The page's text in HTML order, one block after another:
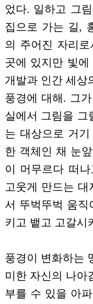
었다. 일하고 그
집으로 가는 길,
의 주어진 자리
곳에 있지만 빛
개발과 인간 세상
풍경에 대해. 그
실에서 그림을 그
는 대상으로 거
한 객체인 채 눈
이 머무르다 떠
고웃게 만드는
서 뚜벅뚜벅 움
키고 뱉고 고갈시
풍경이 변화하는
미한 자신의 나아
부를 수 있을 아